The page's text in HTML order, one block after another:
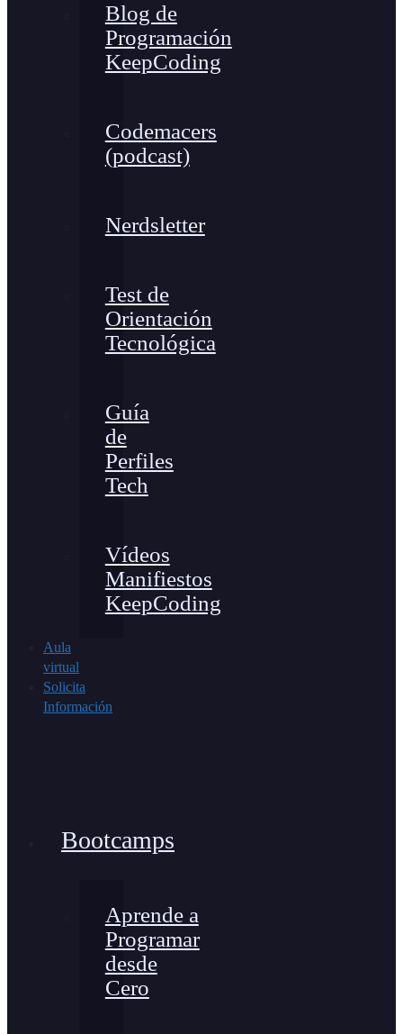
Blog de
Programación
KeepCoding
Codemacers
(podcast)
Nerdsletter
Test de
Orientación
Tecnológica
Guía
de
Perfiles
Tech
Vídeos
Manifiestos
KeepCoding
Aula
virtual
Solicita
Información
Bootcamps
Aprende a
Programar
desde
Cero